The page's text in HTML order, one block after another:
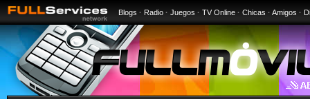
Blogs · Radio · Juegos · TV Online · Chicas · Amigos ·